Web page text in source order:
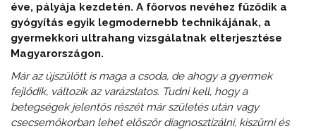
éve, pályája kezdetén. A főorvos nevéhez fűződik a
gyógyítás egyik legmodernebb technikájának, a
gyermekkori ultrahang vizsgálatnak elterjesztése
Magyarországon.
Már az újszülött is maga a csoda, de ahogy a gyermek
fejlődik, változik az varázslatos. Tudni kell, hogy a
betegségek jelentős részét már születés után vagy
csecsemőkorban lehet először diagnosztizálni, kiszűrni és